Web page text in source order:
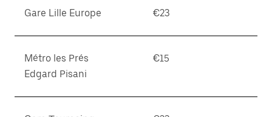
Gare Lille Europe €23
Métro les Prés
Edgard Pisani
€15